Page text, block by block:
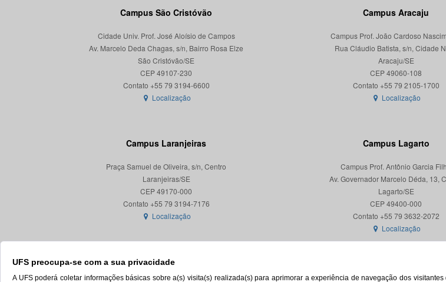
UFS preocupa-se com a sua privacidade
A UFS poderá coletar informações básicas sobre a(s) visita(s) realizada(s) para aprimorar a experiência de navegação dos
Campus São Cristóvão
Cidade Univ. Prof. José Aloísio de Campos
Av. Marcelo Deda Chagas, s/n, Bairro Rosa Elze
São Cristóvão/SE
CEP 49107-230
Localização
Campus Aracaju
Campus Prof. João Cardoso
Rua Cláudio Batista, s/n, Cidade
Aracaju/SE
CEP 49060-108
Localização
Campus Laranjeiras
Praça Samuel de Oliveira, s/n, Centro
Laranjeiras/SE
CEP 49170-000
Localização
Campus Lagarto
Campus Prof. Antônio Garcia
Av. Governador Marcelo Déda, 13,
Lagarto/SE
CEP 49400-000
Localização